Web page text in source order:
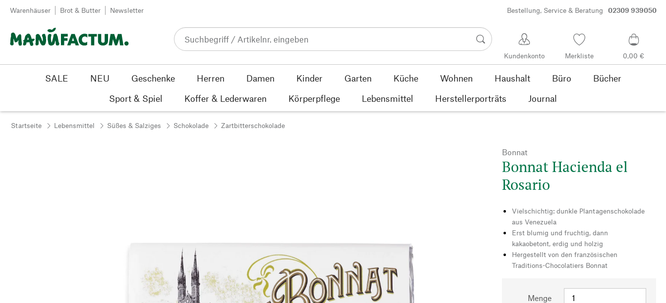
Zum Inhalt springen
Warenhäuser Brot & Butter Newsletter Bestellung, Service & Beratung 02309 939050
Kundenkonto Merkliste 0,00 €
SALE NEU Geschenke Herren Damen Kinder Garten Küche Wohnen Haushalt Büro
Bücher
Sport & Spiel
Koffer & Lederwaren Körperpflege Lebensmittel Herstellerporträts Journal
Startseite Lebensmittel Süßes & Salziges Schokolade Zartbitterschokolade
Bonnat
Bonnat Hacienda el
Rosario
Vielschichtig: dunkle Plantagenschokolade
aus Venezuela
Erst blumig und fruchtig, dann
kakaobetont, erdig und holzig
Hergestellt von den französischen
Traditions-Chocolatiers Bonnat
Menge